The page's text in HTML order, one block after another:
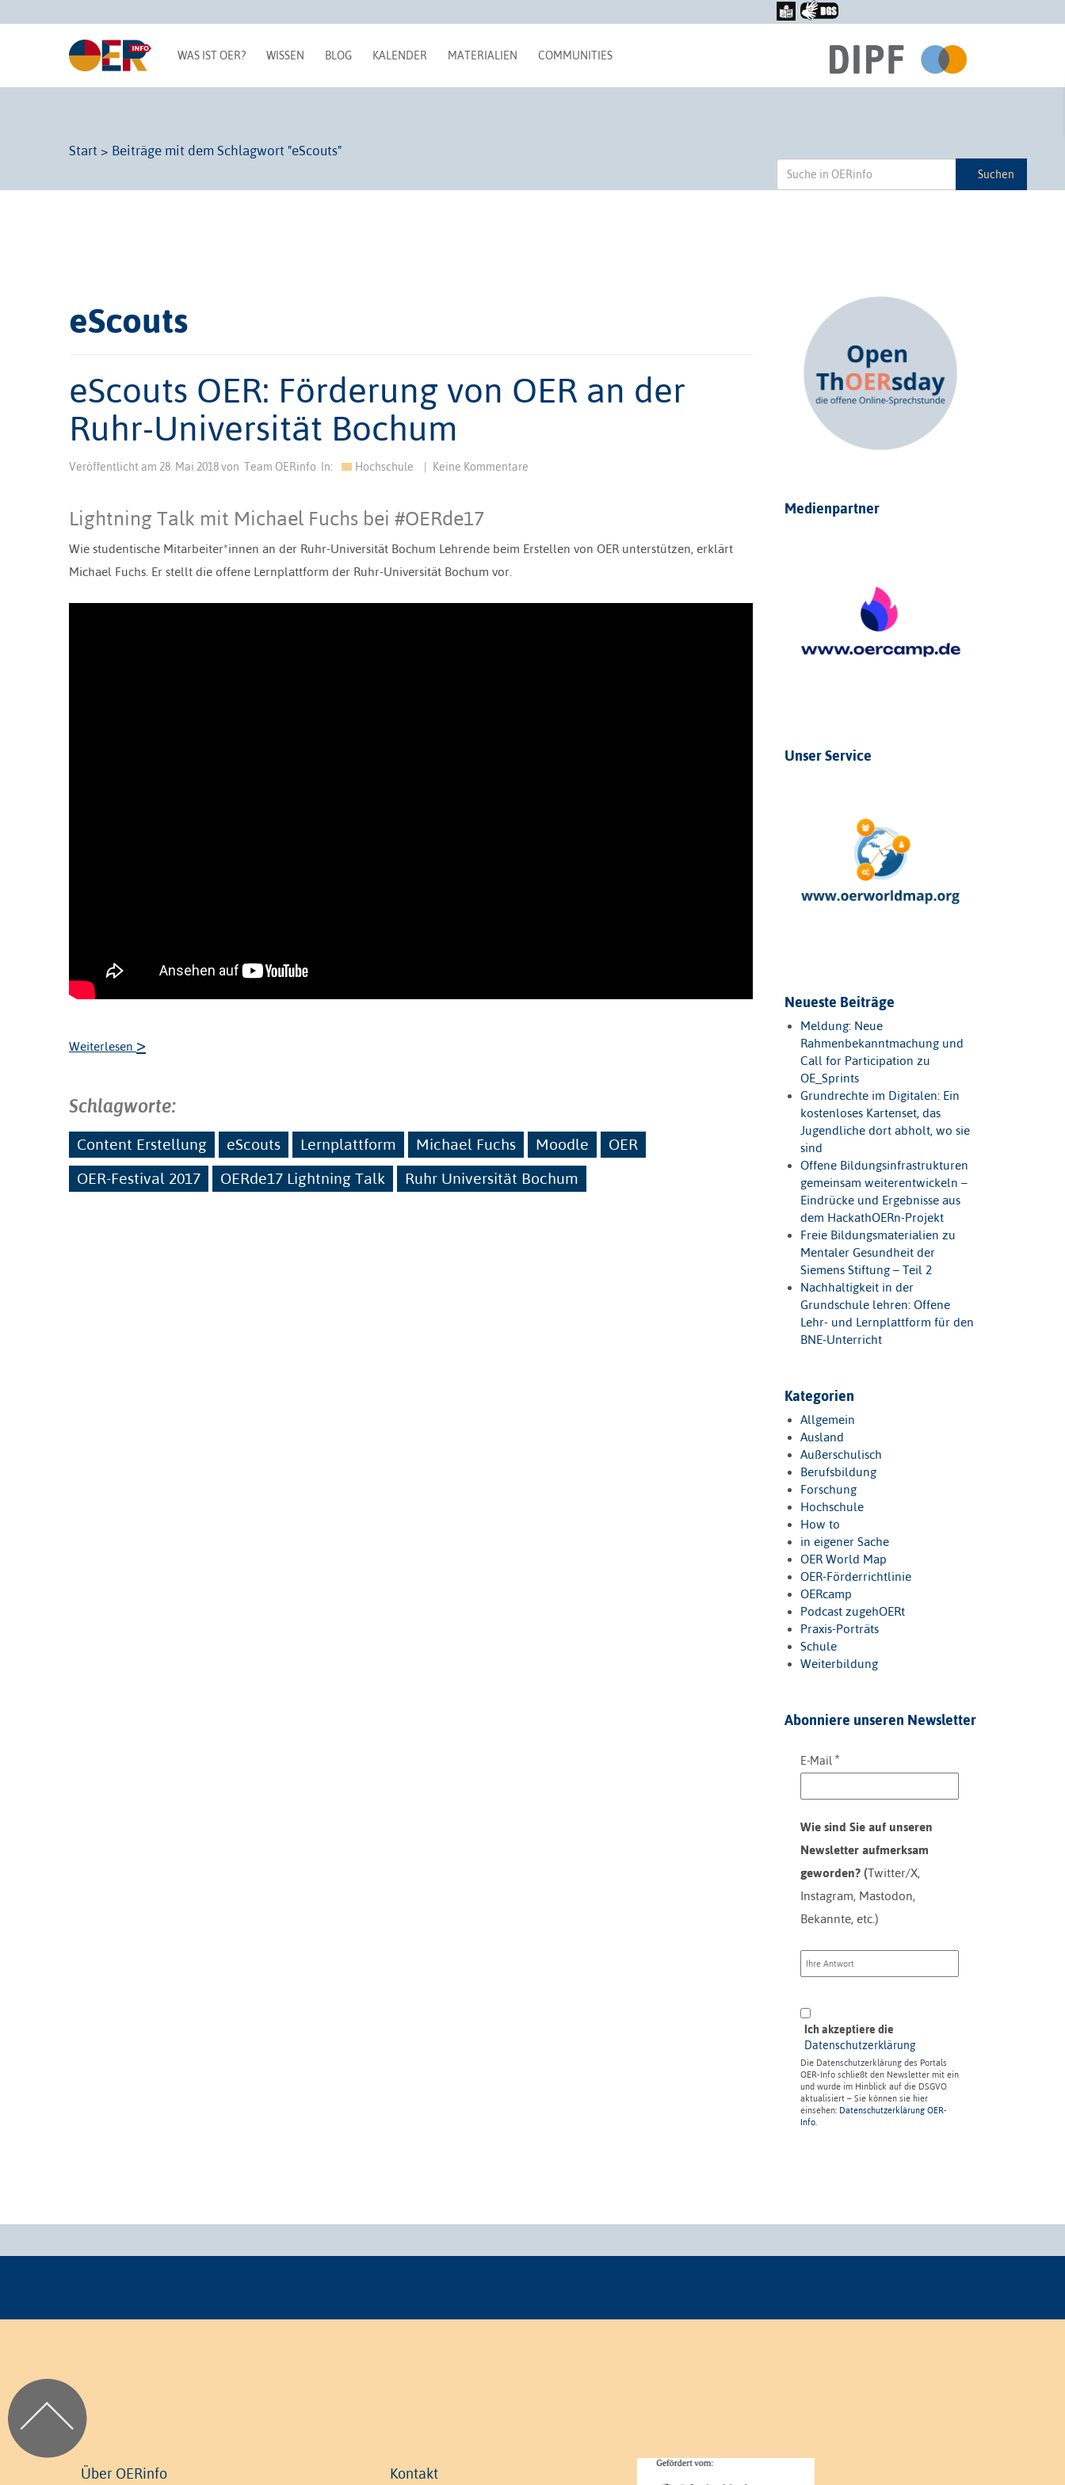
WAS IST OER? WISSEN BLOG KALENDER MATERIALIEN COMMUNITIES
Start > Beiträge mit dem Schlagwort "eScouts"
Suchen
eScouts
eScouts OER: Förderung von OER an der
Ruhr-Universität Bochum
Veröffentlicht am 28. Mai 2018von Team OERinfo In: Hochschule Keine Kommentare
Lightning Talk mit Michael Fuchs bei #OERde17
Wie studentische Mitarbeiter*innen an der Ruhr-Universität Bochum Lehrende beim Erstellen von OER unterstützen, erklärt
Michael Fuchs. Er stellt die offene Lernplattform der Ruhr-Universität Bochum vor.
Weiterlesen >
Schlagworte:
Content Erstellung eScouts Lernplattform Michael Fuchs Moodle
OER
OER-Festival 2017
OERde17 Lightning Talk Ruhr Universität Bochum
Medienpartner
Unser Service
Neueste Beiträge
Meldung: Neue
Rahmenbekanntmachung und
Call for Participation zu
OE_Sprints
Grundrechte im Digitalen: Ein
kostenloses Kartenset, das
Jugendliche dort abholt, wo sie
sind
Offene Bildungsinfrastrukturen
gemeinsam weiterentwickeln –
Eindrücke und Ergebnisse aus
dem HackathOERn-Projekt
Freie Bildungsmaterialien zu
Mentaler Gesundheit der
Siemens Stiftung – Teil 2
Nachhaltigkeit in der
Grundschule lehren: Offene
Lehr- und Lernplattform für den
BNE-Unterricht
Kategorien
Allgemein
Ausland
Außerschulisch
Berufsbildung
Forschung
Hochschule
How to
in eigener Sache
OER World Map
OER-Förderrichtlinie
OERcamp
Podcast zugehOERt
Praxis-Porträts
Schule
Weiterbildung
Abonniere unseren Newsletter
E-Mail *
Wie sind Sie auf unseren
Newsletter aufmerksam
geworden? (Twitter/X,
Instagram, Mastodon,
Bekannte, etc.)
Ich akzeptiere die
Datenschutzerklärung
Die Datenschutzerklärung des Portals
OER-Info schließt den Newsletter mit ein
und wurde im Hinblick auf die DSGVO
aktualisiert – Sie können sie hier
einsehen: Datenschutzerklärung OER-
Info.
Über OERinfo Kontakt